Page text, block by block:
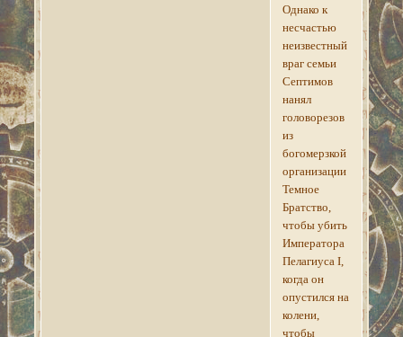
Однако к
несчастью
неизвестный
враг семьи
Септимов
нанял
головорезов
из
богомерзкой
организации
Темное
Братство,
чтобы убить
Императора
Пелагиуса I,
когда он
опустился на
колени,
чтобы